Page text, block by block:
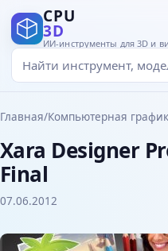
CPU
3D
ИИ-инструменты для 3D и
Главная/Компьютерная
Xara Designer
Final
07.06.2012